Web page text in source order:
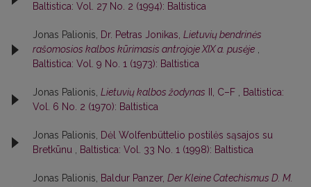
Baltistica: Vol. 27 No. 2 (1994): Baltistica
Jonas Palionis, Dr. Petras Jonikas, Lietuvių bendrinės
rašomosios kalbos kūrimasis antrojoje XIX a. pusėje
Baltistica: Vol. 9 No. 1 (1973): Baltistica
Jonas Palionis, Lietuvių kalbos žodynas II, C–F
Baltistica:
Vol. 6 No. 2 (1970): Baltistica
Jonas Palionis,
Dėl Wolfenbüttelio postilės sąsajos su
Bretkūnu
Baltistica: Vol. 33 No. 1 (1998): Baltistica
Jonas Palionis, Baldur Panzer, Der Kleine Catechismus D. M.